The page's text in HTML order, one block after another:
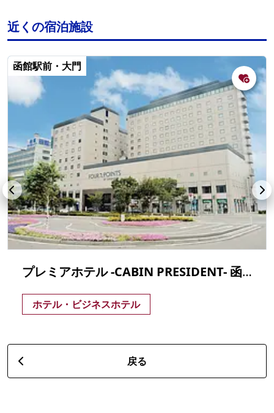
近くの宿泊施設
函館駅前・大門
プレミアホテル -CABIN PRESIDENT- 函館
ホテル・ビジネスホテル
戻る